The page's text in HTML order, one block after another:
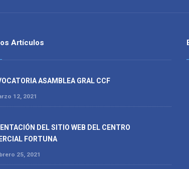
Artículos
ASAMBLEA GRAL CCF
12, 2021
DEL SITIO WEB DEL CENTRO
FORTUNA
25, 2021